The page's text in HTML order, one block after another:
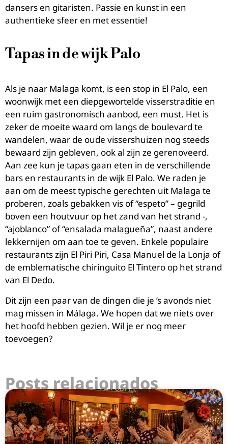
dansers en gitaristen. Passie en kunst in een
authentieke sfeer en met essentie!
Tapas in de wijk Palo
Als je naar Malaga komt, is een stop in El Palo, een
woonwijk met een diepgewortelde visserstraditie en
een ruim gastronomisch aanbod, een must. Het is
zeker de moeite waard om langs de boulevard te
wandelen, waar de oude vissershuizen nog steeds
bewaard zijn gebleven, ook al zijn ze gerenoveerd.
Aan zee kun je tapas gaan eten in de verschillende
bars en restaurants in de wijk El Palo. We raden je
aan om de meest typische gerechten uit Malaga te
proberen, zoals gebakken vis of “espeto” – gegrild
boven een houtvuur op het zand van het strand -,
“ajoblanco” of “ensalada malagueña”, naast andere
lekkernijen om aan toe te geven. Enkele populaire
restaurants zijn El Piri Piri, Casa Manuel de la Lonja of
de emblematische chiringuito El Tintero op het strand
van El Dedo.
Dit zijn een paar van de dingen die je ’s avonds niet
mag missen in Málaga. We hopen dat we niets over
het hoofd hebben gezien. Wil je er nog meer
toevoegen?
Posts relacionados